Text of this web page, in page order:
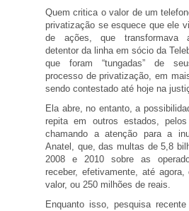
Quem critica o valor de um
privatização se esquece que ele
de ações, que transformava
detentor da linha em sócio da
que foram “tungadas” de
processo de privatização, em
sendo contestado até hoje na
Ela abre, no entanto, a
repita em outros estados,
chamando a atenção para a
Anatel, que, das multas de 5,8
2008 e 2010 sobre as
receber, efetivamente, até
valor, ou 250 milhões de reais.
Enquanto isso, pesquisa